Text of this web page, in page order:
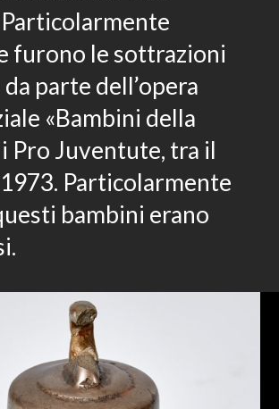
furono le sottrazioni
parte dell’opera
«Bambini della
Pro Juventute, tra il
Particolarmente
bambini erano